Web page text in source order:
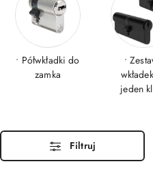
• Półwkładki do
zamka
•
jeden
Filtruj